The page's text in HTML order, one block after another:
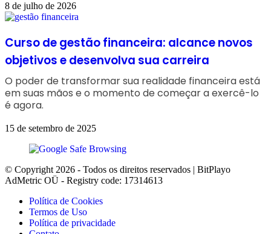
8 de julho de 2026
Curso de gestão financeira: alcance novos
objetivos e desenvolva sua carreira
O poder de transformar sua realidade financeira está
em suas mãos e o momento de começar a exercê-lo
é agora.
15 de setembro de 2025
© Copyright 2026 - Todos os direitos reservados | BitPlayo
AdMetric OÜ - Registry code: 17314613
Política de Cookies
Termos de Uso
Política de privacidade